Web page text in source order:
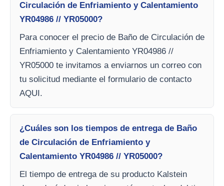
Circulación de Enfriamiento y Calentamiento
YR04986 // YR05000?
Para conocer el precio de Baño de Circulación de
Enfriamiento y Calentamiento YR04986 //
YR05000 te invitamos a enviarnos un correo con
tu solicitud mediante el formulario de contacto
AQUI.
¿Cuáles son los tiempos de entrega de Baño
de Circulación de Enfriamiento y
Calentamiento YR04986 // YR05000?
El tiempo de entrega de su producto Kalstein